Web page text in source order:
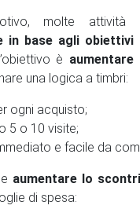
molte attività
in base agli obiettivi
è
una logica a timbri:
ogni acquisto;
5 o 10 visite;
e facile da
aumentare lo
di spesa: